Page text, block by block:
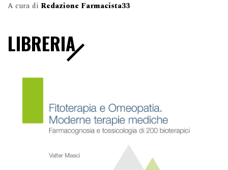
A cura di Redazione Farmacista33
LIBRERIA